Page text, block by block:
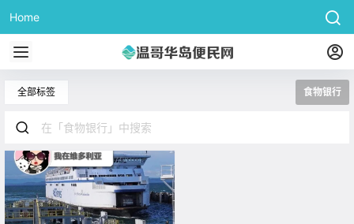
Home
全部标签 食物银行